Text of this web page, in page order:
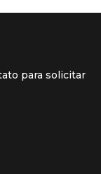
para solicitar